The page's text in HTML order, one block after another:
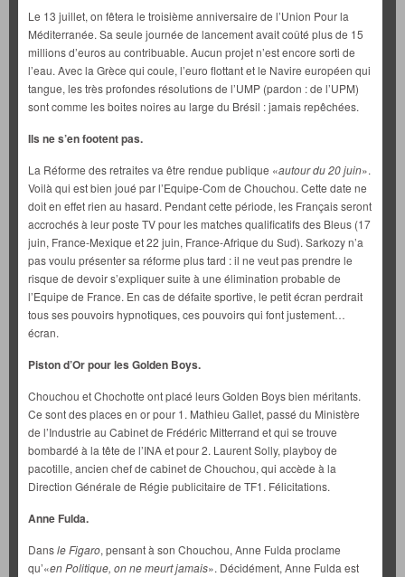
Le 13 juillet, on fêtera le troisième anniversaire de l’Union Pour la
Méditerranée. Sa seule journée de lancement avait coûté plus de 15
millions d’euros au contribuable. Aucun projet n’est encore sorti de
l’eau. Avec la Grèce qui coule, l’euro flottant et le Navire européen qui
tangue, les très profondes résolutions de l’UMP (pardon : de l’UPM)
sont comme les boites noires au large du Brésil : jamais repêchées.
Ils ne s’en footent pas.
La Réforme des retraites va être rendue publique «autour du 20 juin».
Voilà qui est bien joué par l’Equipe-Com de Chouchou. Cette date ne
doit en effet rien au hasard. Pendant cette période, les Français seront
accrochés à leur poste TV pour les matches qualificatifs des Bleus (17
juin, France-Mexique et 22 juin, France-Afrique du Sud). Sarkozy n’a
pas voulu présenter sa réforme plus tard : il ne veut pas prendre le
risque de devoir s’expliquer suite à une élimination probable de
l’Equipe de France. En cas de défaite sportive, le petit écran perdrait
tous ses pouvoirs hypnotiques, ces pouvoirs qui font justement…
écran.
Piston d’Or pour les Golden Boys.
Chouchou et Chochotte ont placé leurs Golden Boys bien méritants.
Ce sont des places en or pour 1. Mathieu Gallet, passé du Ministère
de l’Industrie au Cabinet de Frédéric Mitterrand et qui se trouve
bombardé à la tête de l’INA et pour 2. Laurent Solly, playboy de
pacotille, ancien chef de cabinet de Chouchou, qui accède à la
Direction Générale de Régie publicitaire de TF1. Félicitations.
Anne Fulda.
Dansle Figaro, pensant à son Chouchou, Anne Fulda proclame
qu’«en Politique, on ne meurt jamais». Décidément, Anne Fulda est